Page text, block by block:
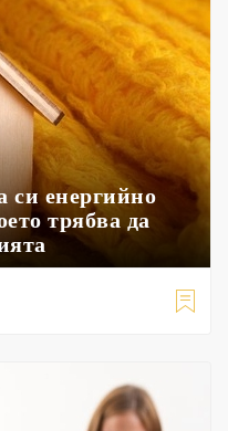
си енергийно
трябва да
